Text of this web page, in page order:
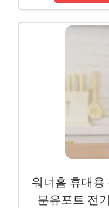
워너홈 휴대용
분유포트 전